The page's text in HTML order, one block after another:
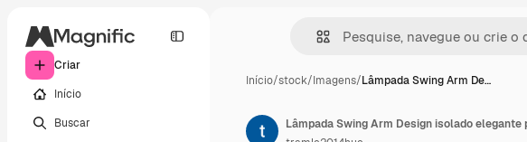
Criar
Início
Buscar
Início/stock/Imagens/Lâmpada Swing Arm De…